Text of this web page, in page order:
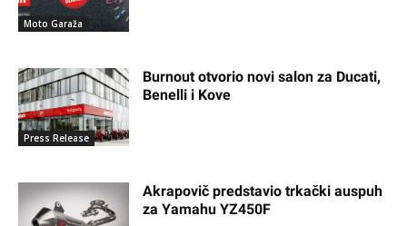
Moto Garaža
Press Release
Burnout otvorio novi salon za Ducati,
Benelli i Kove
Akrapovič predstavio trkački auspuh
za Yamahu YZ450F